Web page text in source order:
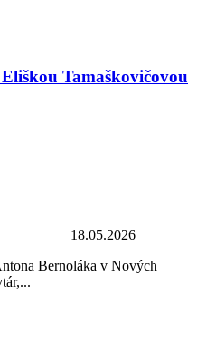
Tamaškovičovou
18.05.2026
Bernoláka v Nových